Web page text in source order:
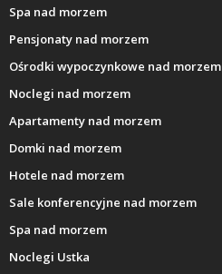
Spa nad morzem
Pensjonaty nad morzem
Ośrodki wypoczynkowe nad morzem
Noclegi nad morzem
Apartamenty nad morzem
Domki nad morzem
Hotele nad morzem
Sale konferencyjne nad morzem
Spa nad morzem
Noclegi Ustka